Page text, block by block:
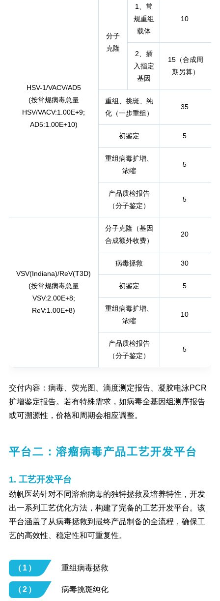
HSV-1/VACV/AD5
(按常规病毒总量
HSV/VACV:1.00E+9;
AD5:1.00E+10)
分子
克隆
1、常
规重组
载体
10
2、插
入指定
基因
15（合成周
期另算）
重组、挑斑、纯
化（一步重组 ）
35
初鉴定 5
重组病毒扩增、
浓缩
5
产品质检报告
（分子鉴定）
5
VSV(Indiana)/ReV(T3D)
(按常规病毒总量
VSV:2.00E+8;
ReV:1.00E+8)
分子克隆 （基因
合成额外收费）
20
病毒拯救 30
初鉴定 5
重组病毒扩增、
浓缩
10
产品质检报告
（分子鉴定）
5
交付内容：病毒、荧光图、滴度测定报告、凝胶电泳PCR
扩增鉴定报告。若有特殊需求，如病毒全基因组测序报告
或可溯源性，价格和周期会相应调整。
平台二：溶瘤病毒产品工艺开发平台
1. 工艺开发平台
劲帆医药针对不同溶瘤病毒的独特拯救及培养特性，开发
出一系列工艺优化方法，构建了完备的工艺开发平台。该
平台涵盖了从病毒拯救到最终产品制备的全流程，确保工
艺的高效性、稳定性和可重复性。
（1） 重组病毒拯救
（2） 病毒挑斑纯化